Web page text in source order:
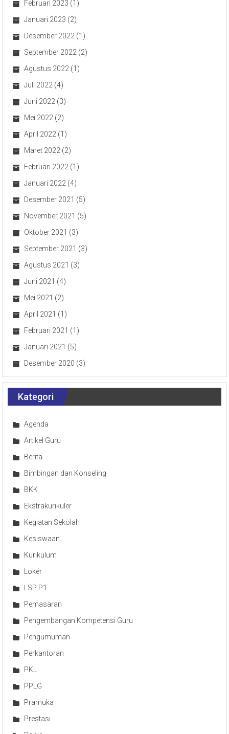
Februari 2023 (1)
Januari 2023 (2)
Desember 2022 (1)
September 2022 (2)
Agustus 2022 (1)
Juli 2022 (4)
Juni 2022 (3)
Mei 2022 (2)
April 2022 (1)
Maret 2022 (2)
Februari 2022 (1)
Januari 2022 (4)
Desember 2021 (5)
November 2021 (5)
Oktober 2021 (3)
September 2021 (3)
Agustus 2021 (3)
Juni 2021 (4)
Mei 2021 (2)
April 2021 (1)
Februari 2021 (1)
Januari 2021 (5)
Desember 2020 (3)
Kategori
Agenda
Artikel Guru
Berita
Bimbingan dan Konseling
BKK
Ekstrakurikuler
Kegiatan Sekolah
Kesiswaan
Kurikulum
Loker
LSP P1
Pemasaran
Pengembangan Kompetensi Guru
Pengumuman
Perkantoran
PKL
PPLG
Pramuka
Prestasi